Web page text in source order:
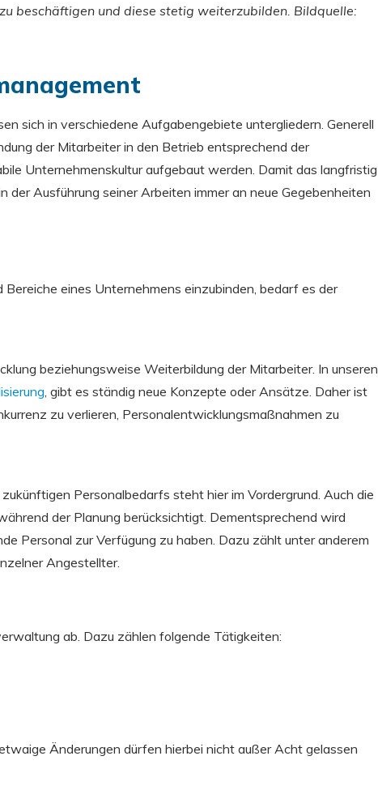
beschäftigen und diese stetig weiterzubilden. Bildquelle:
sich in verschiedene Aufgabengebiete untergliedern. Generell
der Mitarbeiter in den Betrieb entsprechend der
Unternehmenskultur aufgebaut werden. Damit das langfristig
der Ausführung seiner Arbeiten immer an neue Gegebenheiten
eines Unternehmens einzubinden, bedarf es der
beziehungsweise Weiterbildung der Mitarbeiter. In unseren
, gibt es ständig neue Konzepte oder Ansätze. Daher ist
zu verlieren, Personalentwicklungsmaßnahmen zu
Personalbedarfs steht hier im Vordergrund. Auch die
der Planung berücksichtigt. Dementsprechend wird
Personal zur Verfügung zu haben. Dazu zählt unter anderem
Angestellter.
ab. Dazu zählen folgende Tätigkeiten:
Änderungen dürfen hierbei nicht außer Acht gelassen